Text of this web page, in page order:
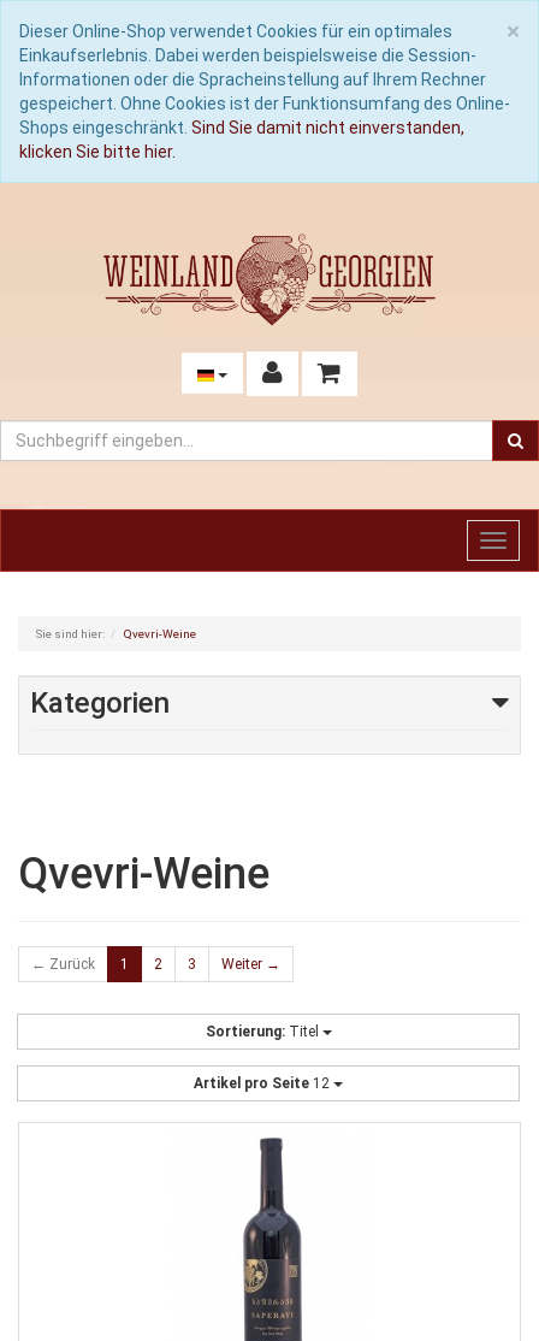
×
Dieser Online-Shop verwendet Cookies für ein optimales
Einkaufserlebnis. Dabei werden beispielsweise die Session-
Informationen oder die Spracheinstellung auf Ihrem Rechner
gespeichert. Ohne Cookies ist der Funktionsumfang des Online-
Shops eingeschränkt. Sind Sie damit nicht einverstanden,
klicken Sie bitte hier.
Sie sind hier: Qvevri-Weine
Kategorien
Qvevri-Weine
← Zurück 1 2 3 Weiter →
Sortierung: Titel
Artikel pro Seite 12